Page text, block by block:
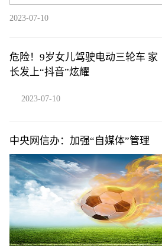
2023-07-10
危险！9岁女儿驾驶电动三轮车 家
长发上“抖音”炫耀
2023-07-10
中央网信办：加强“自媒体”管理